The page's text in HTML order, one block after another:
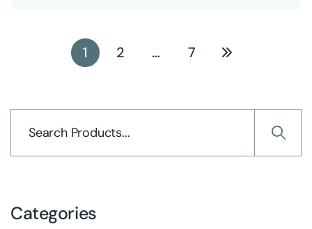
1 2 … 7
Categories